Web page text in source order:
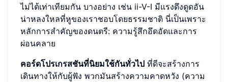
ไม่ได้เท่าเทียมกัน บางอย่าง เช่น ii-V-I มีแรงดึงดูดอัน
น่าหลงใหลที่หูของเราชอบโดยธรรมชาติ นี่เป็นเพราะ
หลักการสำคัญของดนตรี: ความรู้สึกอึดอัดและการ
ผ่อนคลาย
คอร์ดโปรเกรสชันที่นิยมใช้กันทั่วไป ที่ดีจะสร้างการ
เดินทางให้กับผู้ฟัง พวกมันสร้างความคาดหวัง (ความ